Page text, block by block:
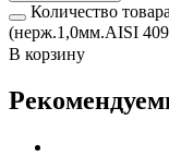
Количество
(нерж.1,0мм.AISI
В корзину